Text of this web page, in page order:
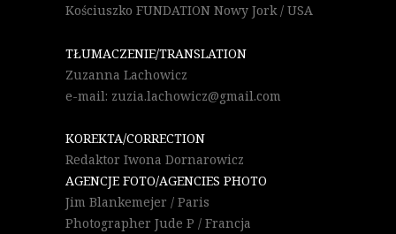
Kościuszko FUNDATION Nowy Jork / USA
TŁUMACZENIE/TRANSLATION
Zuzanna Lachowicz
e-mail: zuzia.lachowicz@gmail.com
KOREKTA/CORRECTION
Redaktor Iwona Dornarowicz
AGENCJE FOTO/AGENCIES PHOTO
Jim Blankemejer / Paris
Photographer Jude P / Francja